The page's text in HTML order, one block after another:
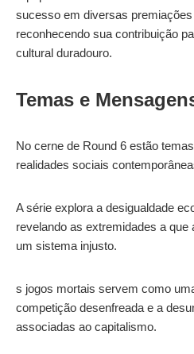
sucesso em diversas
reconhecendo sua contribuição
cultural duradouro.
Temas e
No cerne de Round 6 estão
realidades sociais
A série explora a desigualdade
revelando as extremidades a
um sistema injusto.
s jogos mortais servem como
competição desenfreada e a
associadas ao capitalismo.